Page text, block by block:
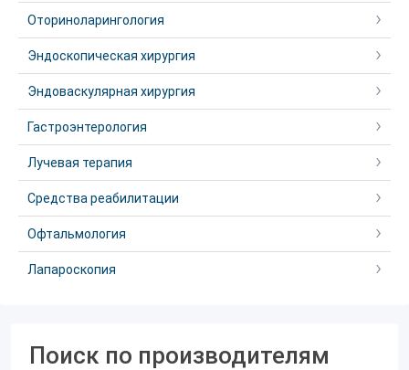
Оториноларингология
Эндоскопическая хирургия
Эндоваскулярная хирургия
Гастроэнтерология
Лучевая терапия
Средства реабилитации
Офтальмология
Лапароскопия
Поиск по производителям